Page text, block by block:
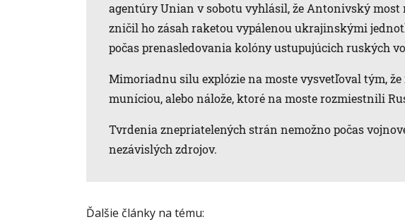
agentúry Unian v sobotu vyhlásil, že Antonivský most
zničil ho zásah raketou vypálenou ukrajinskými
počas prenasledovania kolóny ustupujúcich ruských
Mimoriadnu silu explózie na moste vysvetľoval tým,
muníciou, alebo nálože, ktoré na moste rozmiestnili
Tvrdenia znepriatelených strán nemožno počas
nezávislých zdrojov.
Ďalšie články na tému: